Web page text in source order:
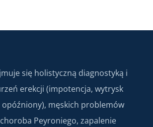
się holistyczną diagnostyką i
erekcji (impotencja, wytrysk
opóźniony), męskich problemów
Peyroniego, zapalenie